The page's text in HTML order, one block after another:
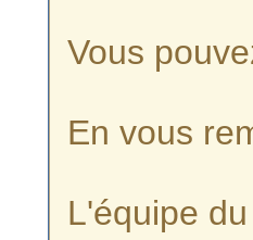
Vous
En vous
L'équipe